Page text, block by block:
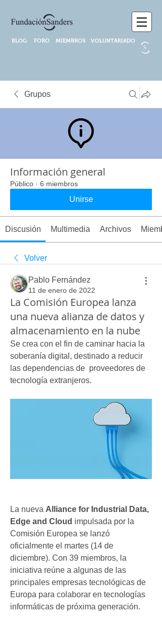
BLOG FORO MIEMBROS VOLUNTARIADO
Grupos
Información general
Público · 6 miembros
Unirse
Discusión Multimedia Archivos
Volver
Pablo Fernández
11 de enero de 2022
La Comisión Europea lanza
una nueva alianza de datos y
almacenamiento en la nube
Se crea con el fin de caminar hacia la
soberanía digital, destinado a reducir
las dependencias de  proveedores de
tecnología extranjeros.
La nueva Alliance for Industrial Data,
Edge and Cloud impulsada por la
Comisión Europea se lanzó
oficialmente el martes (14 de
diciembre). Con 39 miembros, la
iniciativa reúne a algunas de las
principales empresas tecnológicas de
Europa para colaborar en tecnologías
informáticas de próxima generación.